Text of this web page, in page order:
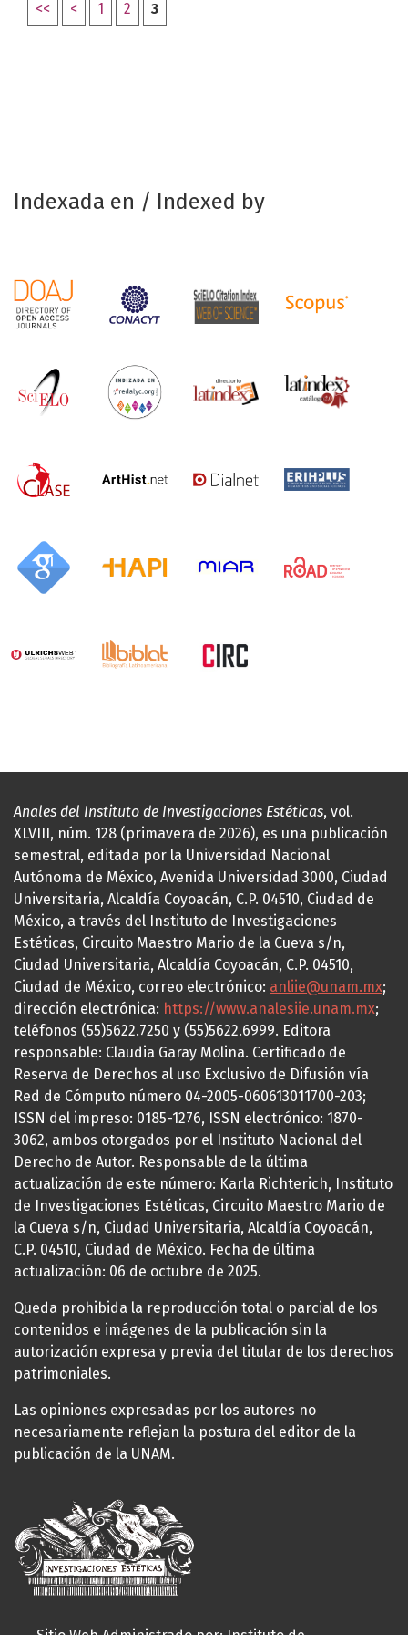
<< < 1 2 3
Indexada en / Indexed by
Anales del Instituto de Investigaciones Estéticas, vol.
XLVIII, núm. 128 (primavera de 2026), es una publicación
semestral, editada por la Universidad Nacional
Autónoma de México, Avenida Universidad 3000, Ciudad
Universitaria, Alcaldía Coyoacán, C.P. 04510, Ciudad de
México, a través del Instituto de Investigaciones
Estéticas, Circuito Maestro Mario de la Cueva s/n,
Ciudad Universitaria, Alcaldía Coyoacán, C.P. 04510,
Ciudad de México, correo electrónico: anliie@unam.mx;
dirección electrónica: https://www.analesiie.unam.mx;
teléfonos (55)5622.7250 y (55)5622.6999. Editora
responsable: Claudia Garay Molina. Certificado de
Reserva de Derechos al uso Exclusivo de Difusión vía
Red de Cómputo número 04-2005-060613011700-203;
ISSN del impreso: 0185-1276, ISSN electrónico: 1870-
3062, ambos otorgados por el Instituto Nacional del
Derecho de Autor. Responsable de la última
actualización de este número: Karla Richterich, Instituto
de Investigaciones Estéticas, Circuito Maestro Mario de
la Cueva s/n, Ciudad Universitaria, Alcaldía Coyoacán,
C.P. 04510, Ciudad de México. Fecha de última
actualización: 06 de octubre de 2025.
Queda prohibida la reproducción total o parcial de los
contenidos e imágenes de la publicación sin la
autorización expresa y previa del titular de los derechos
patrimoniales.
Las opiniones expresadas por los autores no
necesariamente reflejan la postura del editor de la
publicación de la UNAM.